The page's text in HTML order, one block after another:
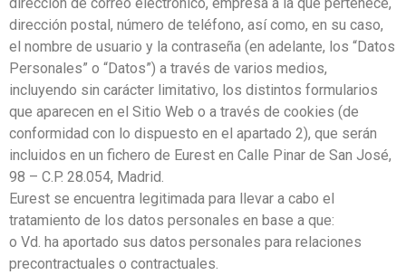
dirección postal, número de teléfono, así como, en su caso,
el nombre de usuario y la contraseña (en adelante, los “Datos
Personales” o “Datos”) a través de varios medios,
incluyendo sin carácter limitativo, los distintos formularios
que aparecen en el Sitio Web o a través de cookies (de
conformidad con lo dispuesto en el apartado 2), que serán
incluidos en un fichero de Eurest en Calle Pinar de San José,
98 – C.P. 28.054, Madrid.
Eurest se encuentra legitimada para llevar a cabo el
tratamiento de los datos personales en base a que:
o Vd. ha aportado sus datos personales para relaciones
precontractuales o contractuales.